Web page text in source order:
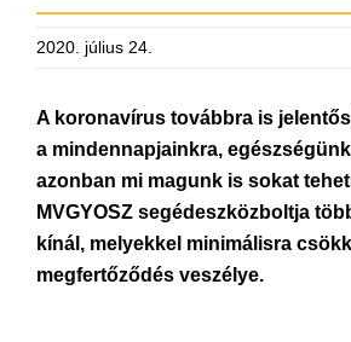
2020. július 24.
A koronavírus továbbra is
a mindennapjainkra,
azonban mi magunk is sokat
MVGYOSZ segédeszközboltja
kínál, melyekkel minimálisra
megfertőződés veszélye.